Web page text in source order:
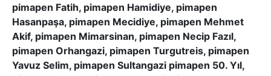
pimapen Fatih, pimapen Hamidiye, pimapen
Hasanpaşa, pimapen Mecidiye, pimapen Mehmet
Akif, pimapen Mimarsinan, pimapen Necip Fazıl,
pimapen Orhangazi, pimapen Turgutreis, pimapen
Yavuz Selim, pimapen Sultangazi pimapen 50. Yıl,